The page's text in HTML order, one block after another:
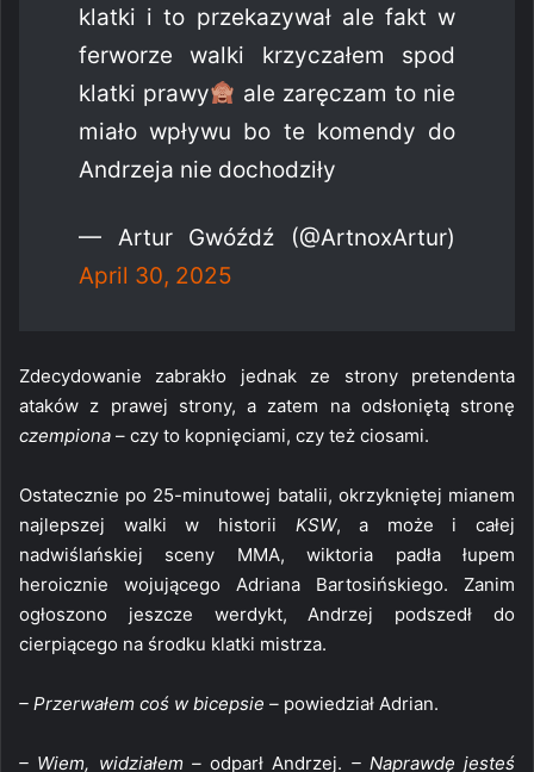
klatki i to przekazywał ale fakt w
ferworze walki krzyczałem spod
klatki prawy
ale zaręczam to nie
miało wpływu bo te komendy do
Andrzeja nie dochodziły
— Artur Gwóźdź (@ArtnoxArtur)
April 30, 2025
Zdecydowanie zabrakło jednak ze strony pretendenta
ataków z prawej strony, a zatem na odsłoniętą stronę
czempiona – czy to kopnięciami, czy też ciosami.
Ostatecznie po 25-minutowej batalii, okrzykniętej mianem
najlepszej walki w historii KSW, a może i całej
nadwiślańskiej sceny MMA, wiktoria padła łupem
heroicznie wojującego Adriana Bartosińskiego. Zanim
ogłoszono jeszcze werdykt, Andrzej podszedł do
cierpiącego na środku klatki mistrza.
– Przerwałem coś w bicepsie – powiedział Adrian.
– Wiem, widziałem –odparł Andrzej. – Naprawdę jesteś